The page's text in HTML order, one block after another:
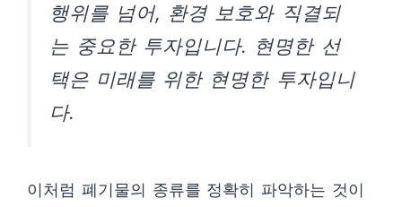
행위를 넘어, 환경 보호와 직결되
는 중요한 투자입니다. 현명한 선
택은 미래를 위한 현명한 투자입니
다.
이처럼 폐기물의 종류를 정확히 파악하는 것이